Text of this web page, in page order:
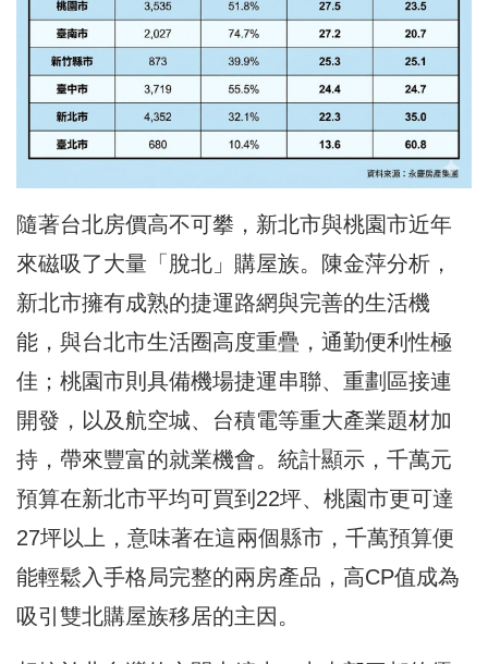
隨著台北房價高不可攀，新北市與桃園市近年
來磁吸了大量「脫北」購屋族。陳金萍分析，
新北市擁有成熟的捷運路網與完善的生活機
能，與台北市生活圈高度重疊，通勤便利性極
佳；桃園市則具備機場捷運串聯、重劃區接連
開發，以及航空城、台積電等重大產業題材加
持，帶來豐富的就業機會。統計顯示，千萬元
預算在新北市平均可買到22坪、桃園市更可達
27坪以上，意味著在這兩個縣市，千萬預算便
能輕鬆入手格局完整的兩房產品，高CP值成為
吸引雙北購屋族移居的主因。